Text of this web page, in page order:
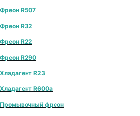
Фреон R507
Фреон R32
Фреон R22
Фреон R290
Хладагент R23
Хладагент R600a
Промывочный фреон